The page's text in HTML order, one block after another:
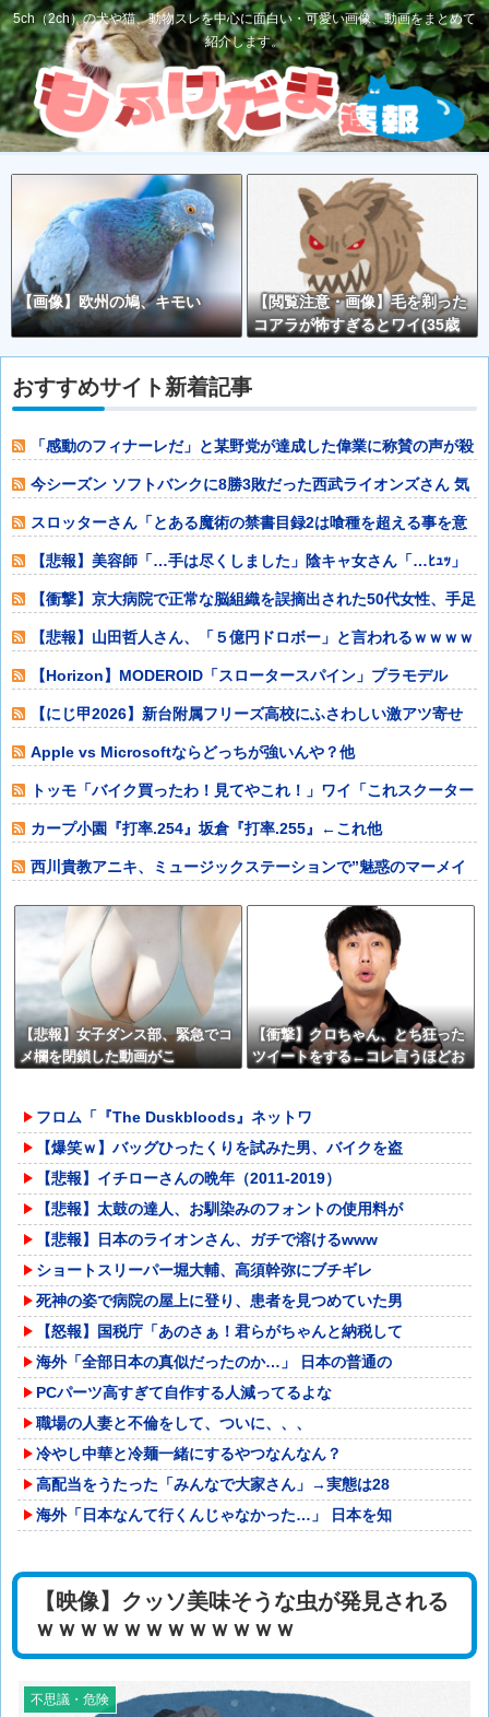
5ch（2ch）の犬や猫、動物スレを中心に面白い・可愛い画像、動画をまとめて
紹介します。
【画像】欧州の鳩、キモい
【閲覧注意・画像】毛を剃った
コアラが怖すぎるとワイ(35歳
おすすめサイト新着記事
「感動のフィナーレだ」と某野党が達成した偉業に称賛の声が殺
到、なんかヒー
今シーズン ソフトバンクに8勝3敗だった西武ライオンズさん 気
スロッターさん「とある魔術の禁書目録2は喰種を超える事を意
識して作ってる
【悲報】美容師「…手は尽くしました」陰キャ女さん「…ﾋｭｯ」
ｗｗｗｗｗｗ
【衝撃】京大病院で正常な脳組織を誤摘出された50代女性、手足
も動かせず自
【悲報】山田哲人さん、「５億円ドロボー」と言われるｗｗｗｗ
ｗｗｗｗｗｗｗ
【Horizon】MODEROID「スロータースパイン」プラモデル
【本日
【にじ甲2026】新台附属フリーズ高校にふさわしい激アツ寄せ
Apple vs Microsoftならどっちが強いんや？他
トッモ「バイク買ったわ！見てやこれ！」ワイ「これスクーター
じゃん…」他
カープ小園『打率.254』坂倉『打率.255』←これ他
西川貴教アニキ、ミュージックステーションで”魅惑のマーメイ
【悲報】女子ダンス部、緊急でコ
メ欄を閉鎖した動画がこ
【衝撃】クロちゃん、とち狂った
ツイートをする←コレ言うほどお
フロム「『The Duskbloods』ネットワ
【爆笑ｗ】バッグひったくりを試みた男、バイクを盗
【悲報】イチローさんの晩年（2011-2019）
【悲報】太鼓の達人、お馴染みのフォントの使用料が
【悲報】日本のライオンさん、ガチで溶けるwww
ショートスリーパー堀大輔、高須幹弥にブチギレ
死神の姿で病院の屋上に登り、患者を見つめていた男
【怒報】国税庁「あのさぁ！君らがちゃんと納税して
海外「全部日本の真似だったのか…」 日本の普通の
PCパーツ高すぎて自作する人減ってるよな
職場の人妻と不倫をして、ついに、、、
冷やし中華と冷麺一緒にするやつなんなん？
高配当をうたった「みんなで大家さん」→実態は28
海外「日本なんて行くんじゃなかった…」 日本を知
【映像】クッソ美味そうな虫が発見される
ｗｗｗｗｗｗｗｗｗｗｗｗ
不思議・危険